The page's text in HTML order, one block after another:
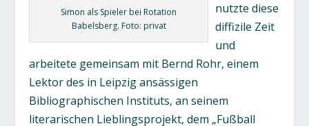
Simon als Spieler bei Rotation
Babelsberg. Foto: privat
nutzte diese
diffizile Zeit
und
arbeitete gemeinsam mit Bernd Rohr, einem
Lektor des in Leipzig ansässigen
Bibliographischen Instituts, an seinem
literarischen Lieblingsprojekt, dem „Fußball